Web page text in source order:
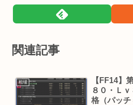
関連記事
相場
【FF14】
８０・Ｌ
格（パッ